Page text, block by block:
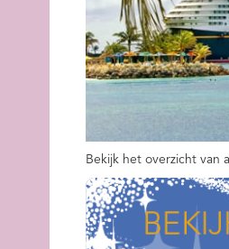
Bekijk het overzicht van